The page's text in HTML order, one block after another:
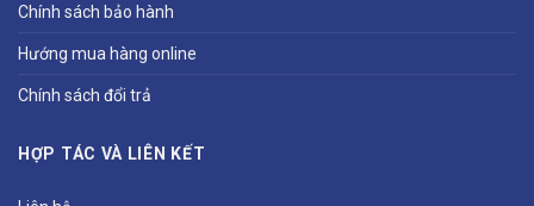
Chính sách bảo hành
Hướng mua hàng online
Chính sách đổi trả
HỢP TÁC VÀ LIÊN KẾT